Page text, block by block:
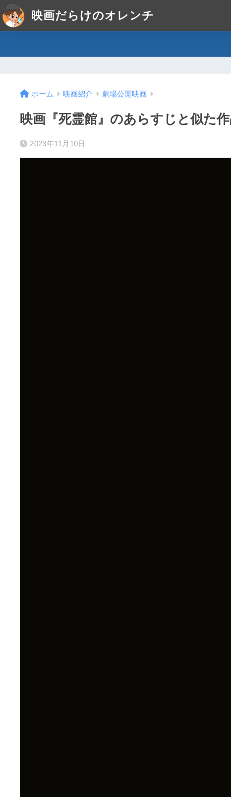
映画だらけのオレンチ
ホーム 映画紹介 劇場公開映画
映画『死霊館』のあらすじと似た
2023年11月10日